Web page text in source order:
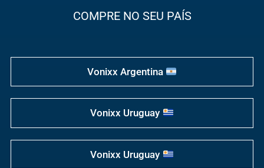
COMPRE NO SEU PAÍS
Vonixx Argentina
Vonixx Uruguay
Vonixx Uruguay